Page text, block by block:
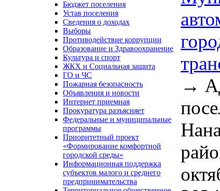
Бюджет поселения
Устав поселения
Сведения о доходах
Выборы
Противодействие коррупции
Образование и Здравоохранение
Культура и спорт
ЖКХ и Социальная защита
ГО и ЧС
Пожарная безопасность
Объявления и новости
Интернет приемная
Прокуратура разъясняет
Федеральные и муниципальные
программы
Приоритетный проект
«Формирование комфортной
городской среды»
Информационная поддержка
субъектов малого и среднего
предпринимательства
→